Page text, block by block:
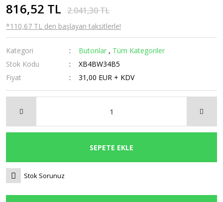
816,52 TL 2.041,30 TL
*110,67 TL den başlayan taksitlerle!
Kategori Butonlar , Tüm Kategoriler
Stok Kodu
XB4BW34B5
Fiyat
31,00 EUR + KDV
SEPETE EKLE
Stok Sorunuz